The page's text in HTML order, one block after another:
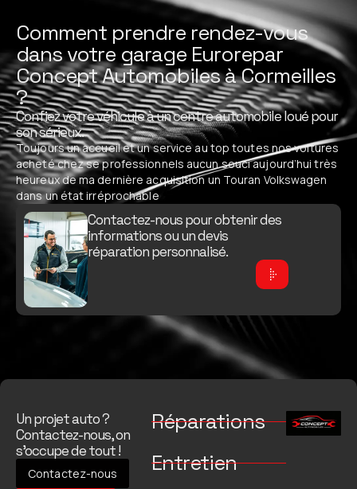
Comment prendre rendez-vous
dans votre garage Eurorepar
Concept Automobiles à Cormeilles
?
Confiez votre véhicule à un centre automobile loué pour
son sérieux.
Toujours un accueil et un service au top toutes nos voitures
acheté chez se professionnels aucun souci aujourd’hui très
heureux de ma dernière acquisition un Touran Volkswagen
dans un état irréprochable
Contactez-nous pour obtenir des
informations ou un devis
réparation personnalisé.
Un projet auto ?
Contactez-nous, on
s’occupe de tout !
Contactez-nous
Réparations
Entretien